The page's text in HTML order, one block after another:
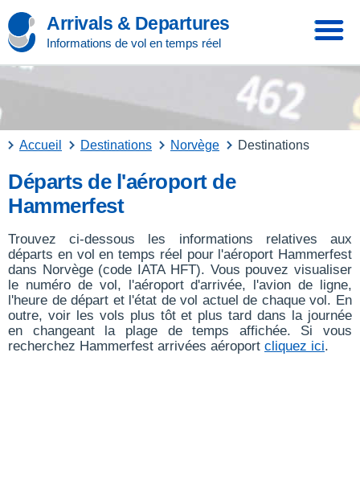
Arrivals & Departures
Informations de vol en temps réel
Accueil Destinations Norvège Destinations
Départs de l'aéroport de
Hammerfest
Trouvez ci-dessous les informations relatives aux
départs en vol en temps réel pour l'aéroport Hammerfest
dans Norvège (code IATA HFT). Vous pouvez visualiser
le numéro de vol, l'aéroport d'arrivée, l'avion de ligne,
l'heure de départ et l'état de vol actuel de chaque vol. En
outre, voir les vols plus tôt et plus tard dans la journée
en changeant la plage de temps affichée. Si vous
recherchez Hammerfest arrivées aéroport cliquez ici.